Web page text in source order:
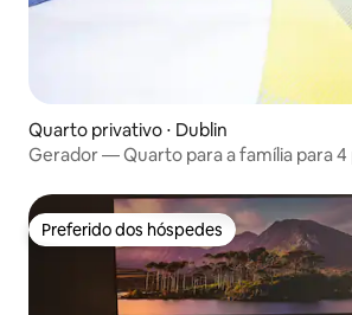
Quarto privativo ⋅ Dublin
Gerador — Quarto para a família para 4
Preferido dos hóspedes
Preferido dos hóspedes